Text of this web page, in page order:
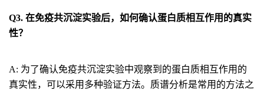
Q3. 在免疫共沉淀实验后，如何确认蛋白质相互作用的真实
性？
A: 为了确认免疫共沉淀实验中观察到的蛋白质相互作用的
真实性，可以采用多种验证方法。质谱分析是常用的方法之